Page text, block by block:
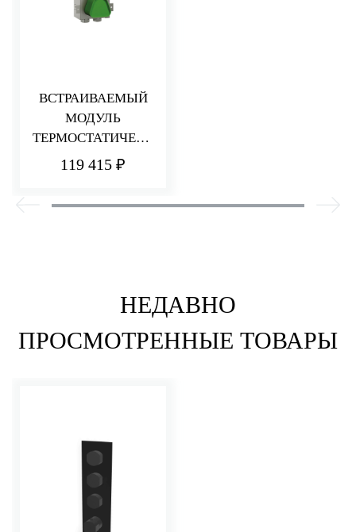
ВСТРАИВАЕМЫЙ
МОДУЛЬ
ТЕРМОСТАТИЧЕСК
ОГО СМЕСИТЕЛЯ
119 415 ₽
НЕДАВНО
ПРОСМОТРЕННЫЕ ТОВАРЫ